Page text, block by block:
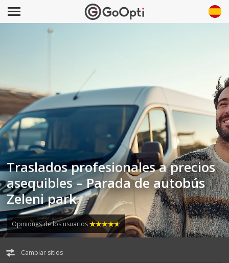
Traslados profesionales a precios
asequibles – Parada de autobús
Zeleni park
Opiniones de los usuarios
Cambiar sitios